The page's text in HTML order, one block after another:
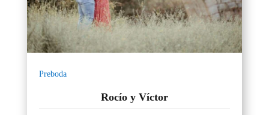
Preboda
Rocío y Víctor